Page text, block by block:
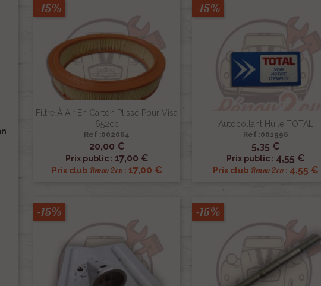
Filtre À Air En Carton Plissé Pour Visa
652cc
Ref :002064
20,00 €
Prix public : 17,00 €
Prix club Renov 2cv: 17,00 €
-15%
 Aperçu rapide
Autocollant Huile TOTAL
Ref :001996
5,35 €
Prix public : 4,55 €
Prix club Renov 2cv: 4,55 €
-15%
 Aperçu rapide
-15% -15%